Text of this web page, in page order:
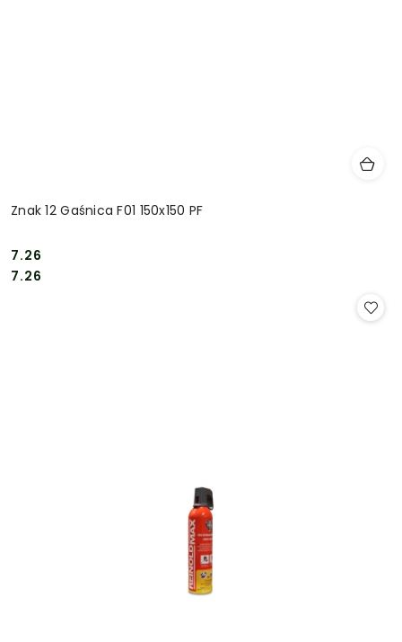
Znak 12 Gaśnica F01 150x150 PF
Cena:
7.26
Cena:
7.26